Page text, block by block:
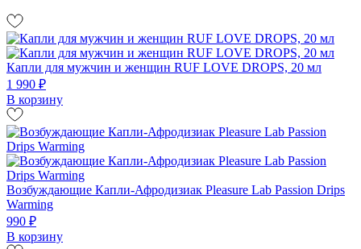
Капли для мужчин и женщин RUF LOVE DROPS, 20 мл
1 990 ₽
В корзину
Возбуждающие Капли-Афродизиак Pleasure Lab Passion Drips
Warming
990 ₽
В корзину